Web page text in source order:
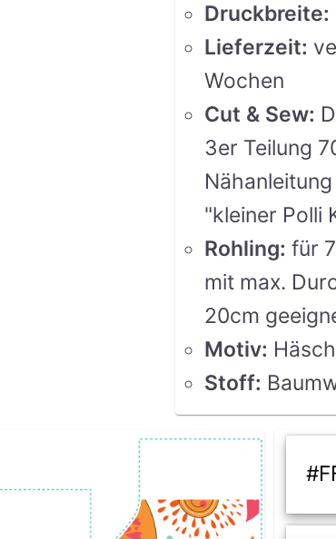
Druckbreite:
Lieferzeit:
Wochen
Cut & Sew:
3er Teilung
"kleiner Polli
Rohling: für
mit max.
20cm
Motiv:
Stoff: